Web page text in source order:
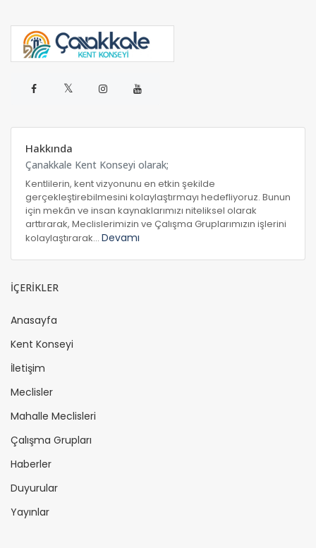
𝕏
Hakkında
Çanakkale Kent Konseyi olarak;
Kentlilerin, kent vizyonunu en etkin şekilde
gerçekleştirebilmesini kolaylaştırmayı hedefliyoruz. Bunun
için mekân ve insan kaynaklarımızı niteliksel olarak
arttırarak, Meclislerimizin ve Çalışma Gruplarımızın işlerini
kolaylaştırarak... Devamı
İÇERİKLER
Anasayfa
Kent Konseyi
İletişim
Meclisler
Mahalle Meclisleri
Çalışma Grupları
Haberler
Duyurular
Yayınlar